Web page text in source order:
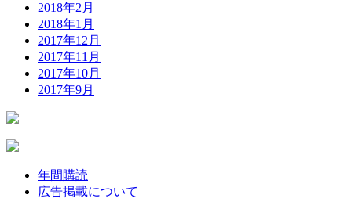
2018年2月
2018年1月
2017年12月
2017年11月
2017年10月
2017年9月
年間購読
広告掲載について